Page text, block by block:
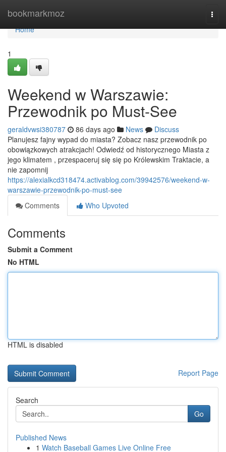
bookmarkmoz
Home
Home
1
Weekend w Warszawie:
Przewodnik po Must-See
geraldvwsi380787 86 days ago News
Discuss
Planujesz fajny wypad do miasta? Zobacz nasz przewodnik po
obowiązkowych atrakcjach! Odwiedź od historycznego Miasta z
jego klimatem , przespaceruj się się po Królewskim Traktacie, a
nie zapomnij
https://alexialkcd318474.activablog.com/39942576/weekend-w-
warszawie-przewodnik-po-must-see
Comments
Who Upvoted
Comments
Submit a Comment
No HTML
HTML is disabled
Report Page
Search
Go
Published News
1 Watch Baseball Games Live Online Free